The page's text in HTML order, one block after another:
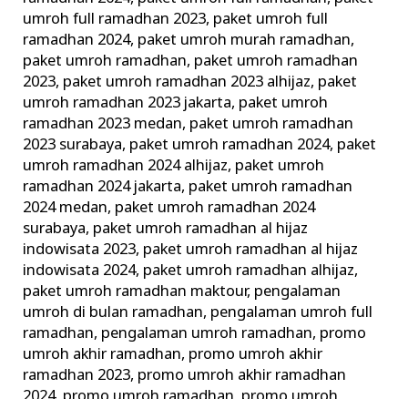
umroh full ramadhan 2023, paket umroh full
ramadhan 2024, paket umroh murah ramadhan,
paket umroh ramadhan, paket umroh ramadhan
2023, paket umroh ramadhan 2023 alhijaz, paket
umroh ramadhan 2023 jakarta, paket umroh
ramadhan 2023 medan, paket umroh ramadhan
2023 surabaya, paket umroh ramadhan 2024, paket
umroh ramadhan 2024 alhijaz, paket umroh
ramadhan 2024 jakarta, paket umroh ramadhan
2024 medan, paket umroh ramadhan 2024
surabaya, paket umroh ramadhan al hijaz
indowisata 2023, paket umroh ramadhan al hijaz
indowisata 2024, paket umroh ramadhan alhijaz,
paket umroh ramadhan maktour, pengalaman
umroh di bulan ramadhan, pengalaman umroh full
ramadhan, pengalaman umroh ramadhan, promo
umroh akhir ramadhan, promo umroh akhir
ramadhan 2023, promo umroh akhir ramadhan